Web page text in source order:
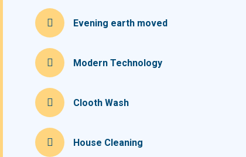
Evening earth moved
Modern Technology
Clooth Wash
House Cleaning